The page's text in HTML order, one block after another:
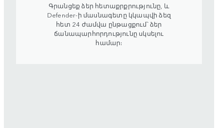
Գրանցեք ձեր հետաքրքրությունը, և
Defender-ի մասնագետը կկապվի ձեզ
հետ 24 ժամվա ընթացքում՝ ձեր
ճանապարհորդությունը սկսելու
համար։